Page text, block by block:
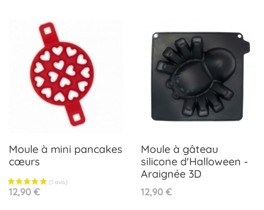
Moule à mini pancakes
cœurs
Prix
12,90 €
Moule à gâteau
silicone d'Halloween -
Araignée 3D
Prix
12,90 €